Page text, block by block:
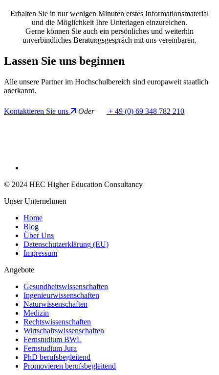
Erhalten Sie in nur wenigen Minuten erstes Informationsmaterial
und die Möglichkeit Ihre Unterlagen einzureichen.
Gerne können Sie auch ein persönliches und weiterhin
unverbindliches Beratungsgespräch mit uns vereinbaren.
Lassen Sie uns beginnen
Alle unsere Partner im Hochschulbereich sind europaweit staatlich
anerkannt.
Kontaktieren Sie uns Oder + 49 (0) 69 348 782 210
© 2024 HEC Higher Education Consultancy
Unser Unternehmen
Home
Blog
Über Uns
Datenschutzerklärung (EU)
Impressum
Angebote
Gesundheitswissenschaften
Ingenieurwissenschaften
Naturwissenschaften
Medizin
Rechtswissenschaften
Wirtschaftswissenschaften
Fernstudium BWL
Fernstudium Jura
PhD berufsbegleitend
Promovieren berufsbegleitend